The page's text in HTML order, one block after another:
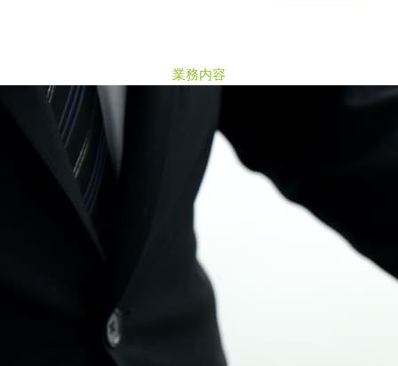
CONTENTS
業務内容